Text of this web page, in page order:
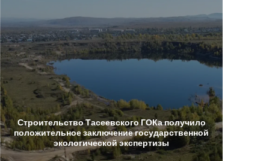
СтроительствоТасеевскогоГОКаполучило
положительноезаключениегосударственной
экологическойэкспертизы